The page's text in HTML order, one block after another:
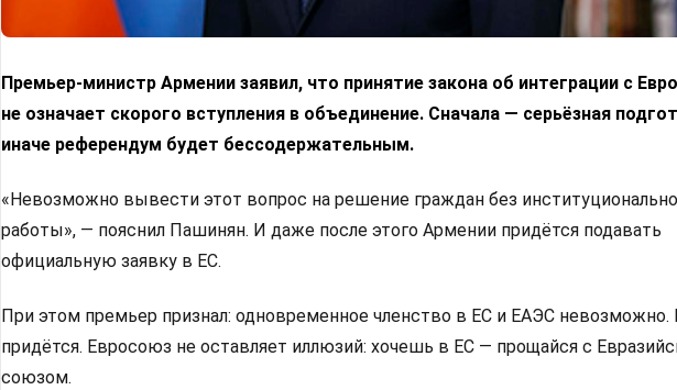
Премьер-министр Армении заявил, что принятие закона об интеграции с
не означает скорого вступления в объединение. Сначала — серьёзная
иначе референдум будет бессодержательным.
«Невозможно вывести этот вопрос на решение граждан без
работы», — пояснил Пашинян. И даже после этого Армении придётся подавать
официальную заявку в ЕС.
При этом премьер признал: одновременное членство в ЕС и ЕАЭС невозможно.
придётся. Евросоюз не оставляет иллюзий: хочешь в ЕС — прощайся с
союзом.